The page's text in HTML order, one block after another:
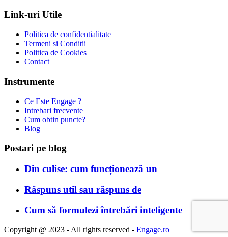
Link-uri Utile
Politica de confidentialitate
Termeni si Conditii
Politica de Cookies
Contact
Instrumente
Ce Este Engage ?
Intrebari frecvente
Cum obtin puncte?
Blog
Postari pe blog
Din culise: cum funcționează un
Răspuns util sau răspuns de
Cum să formulezi întrebări inteligente
Copyright @ 2023 - All rights reserved - Engage.ro